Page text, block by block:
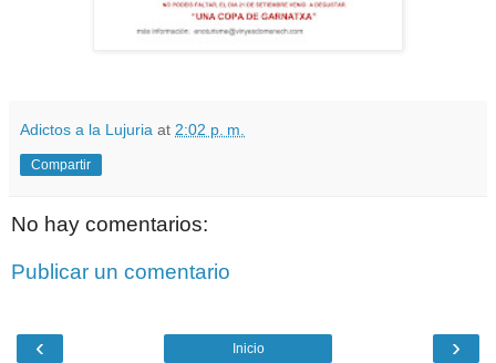
Adictos a la Lujuria at 2:02 p. m.
Compartir
No hay comentarios:
Publicar un comentario
‹ ›
Inicio